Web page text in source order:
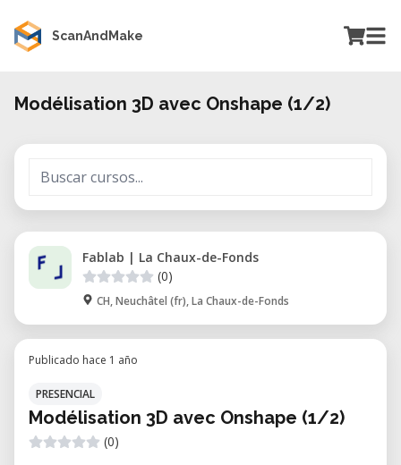
ScanAndMake
Modélisation 3D avec Onshape (1/2)
Fablab | La Chaux-de-Fonds
(0)
CH, Neuchâtel (fr), La Chaux-de-Fonds
Publicado hace 1 año
PRESENCIAL
Modélisation 3D avec Onshape (1/2)
(0)